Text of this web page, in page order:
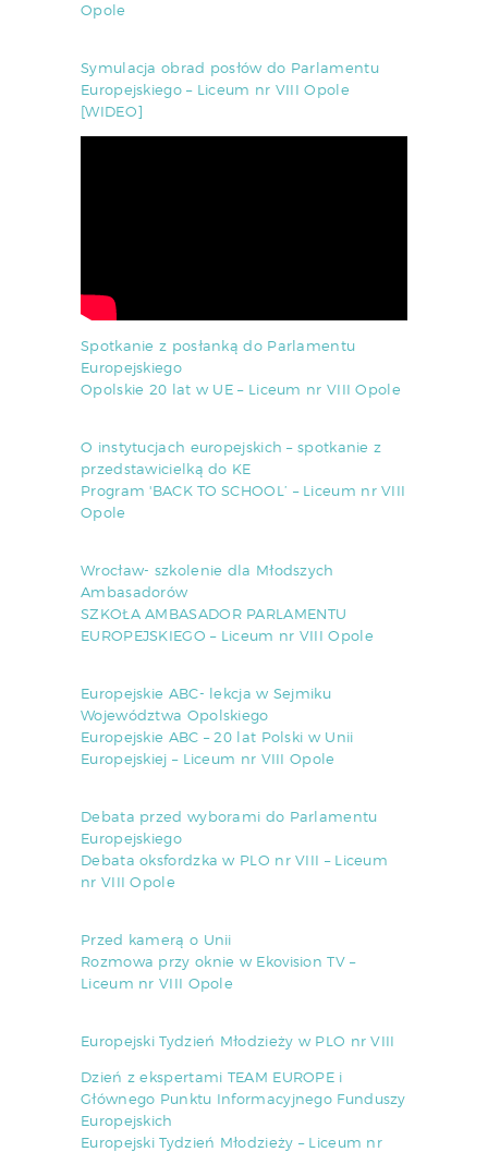
Opole
Symulacja obrad posłów do Parlamentu
Europejskiego – Liceum nr VIII Opole
[WIDEO]
Spotkanie z posłanką do Parlamentu
Europejskiego
Opolskie 20 lat w UE – Liceum nr VIII Opole
O instytucjach europejskich – spotkanie z
przedstawicielką do KE
Program 'BACK TO SCHOOL’ – Liceum nr VIII
Opole
Wrocław- szkolenie dla Młodszych
Ambasadorów
SZKOŁA AMBASADOR PARLAMENTU
EUROPEJSKIEGO – Liceum nr VIII Opole
Europejskie ABC- lekcja w Sejmiku
Województwa Opolskiego
Europejskie ABC – 20 lat Polski w Unii
Europejskiej – Liceum nr VIII Opole
Debata przed wyborami do Parlamentu
Europejskiego
Debata oksfordzka w PLO nr VIII – Liceum
nr VIII Opole
Przed kamerą o Unii
Rozmowa przy oknie w Ekovision TV –
Liceum nr VIII Opole
Europejski Tydzień Młodzieży w PLO nr VIII
Dzień z ekspertami TEAM EUROPE i
Głównego Punktu Informacyjnego Funduszy
Europejskich
Europejski Tydzień Młodzieży – Liceum nr